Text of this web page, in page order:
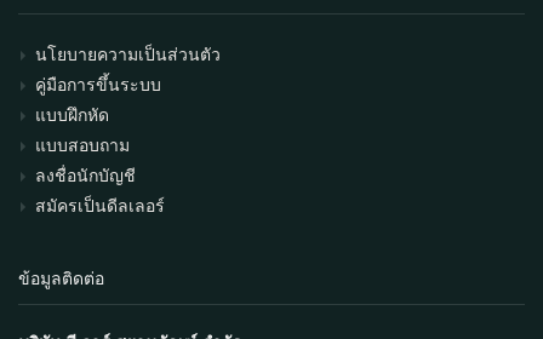
นโยบายความเป็นส่วนตัว
คู่มือการขึ้นระบบ
แบบฝึกหัด
แบบสอบถาม
ลงชื่อนักบัญชี
สมัครเป็นดีลเลอร์
ข้อมูลติดต่อ